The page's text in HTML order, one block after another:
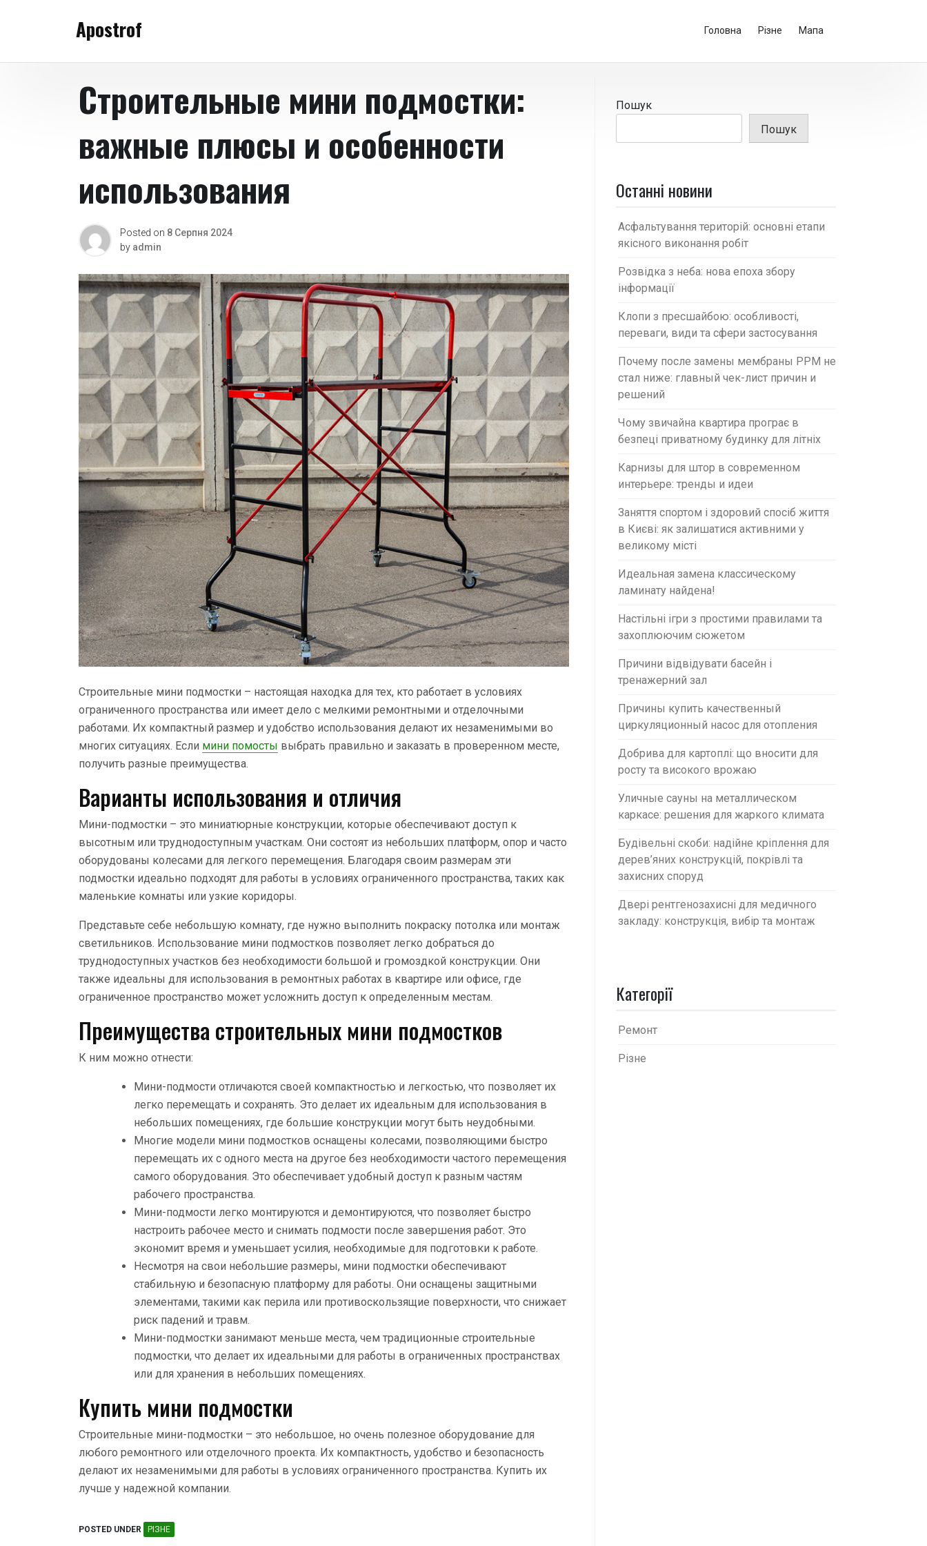
Apostrof Головна Різне Мапа
Строительные мини подмостки:
важные плюсы и особенности
использования
Posted on 8 Серпня 2024
by admin
Строительные мини подмостки – настоящая находка для тех, кто работает в условиях
ограниченного пространства или имеет дело с мелкими ремонтными и отделочными
работами. Их компактный размер и удобство использования делают их незаменимыми во
многих ситуациях. Если мини помосты выбрать правильно и заказать в проверенном месте,
получить разные преимущества.
Варианты использования и отличия
Мини-подмостки – это миниатюрные конструкции, которые обеспечивают доступ к
высотным или труднодоступным участкам. Они состоят из небольших платформ, опор и часто
оборудованы колесами для легкого перемещения. Благодаря своим размерам эти
подмостки идеально подходят для работы в условиях ограниченного пространства, таких как
маленькие комнаты или узкие коридоры.
Представьте себе небольшую комнату, где нужно выполнить покраску потолка или монтаж
светильников. Использование мини подмостков позволяет легко добраться до
труднодоступных участков без необходимости большой и громоздкой конструкции. Они
также идеальны для использования в ремонтных работах в квартире или офисе, где
ограниченное пространство может усложнить доступ к определенным местам.
Преимущества строительных мини подмостков
К ним можно отнести:
Мини-подмости отличаются своей компактностью и легкостью, что позволяет их
легко перемещать и сохранять. Это делает их идеальным для использования в
небольших помещениях, где большие конструкции могут быть неудобными.
Многие модели мини подмостков оснащены колесами, позволяющими быстро
перемещать их с одного места на другое без необходимости частого перемещения
самого оборудования. Это обеспечивает удобный доступ к разным частям
рабочего пространства.
Мини-подмости легко монтируются и демонтируются, что позволяет быстро
настроить рабочее место и снимать подмости после завершения работ. Это
экономит время и уменьшает усилия, необходимые для подготовки к работе.
Несмотря на свои небольшие размеры, мини подмостки обеспечивают
стабильную и безопасную платформу для работы. Они оснащены защитными
элементами, такими как перила или противоскользящие поверхности, что снижает
риск падений и травм.
Мини-подмостки занимают меньше места, чем традиционные строительные
подмостки, что делает их идеальными для работы в ограниченных пространствах
или для хранения в небольших помещениях.
Купить мини подмостки
Строительные мини-подмостки – это небольшое, но очень полезное оборудование для
любого ремонтного или отделочного проекта. Их компактность, удобство и безопасность
делают их незаменимыми для работы в условиях ограниченного пространства. Купить их
лучше у надежной компании.
POSTED UNDER РІЗНЕ
Пошук
Пошук
Останні новини
Асфальтування територій: основні етапи
якісного виконання робіт
Розвідка з неба: нова епоха збору
інформації
Клопи з пресшайбою: особливості,
переваги, види та сфери застосування
Почему после замены мембраны PPM не
стал ниже: главный чек-лист причин и
решений
Чому звичайна квартира програє в
безпеці приватному будинку для літніх
Карнизы для штор в современном
интерьере: тренды и идеи
Заняття спортом і здоровий спосіб життя
в Києві: як залишатися активними у
великому місті
Идеальная замена классическому
ламинату найдена!
Настільні ігри з простими правилами та
захоплюючим сюжетом
Причини відвідувати басейн і
тренажерний зал
Причины купить качественный
циркуляционный насос для отопления
Добрива для картоплі: що вносити для
росту та високого врожаю
Уличные сауны на металлическом
каркасе: решения для жаркого климата
Будівельні скоби: надійне кріплення для
дерев’яних конструкцій, покрівлі та
захисних споруд
Двері рентгенозахисні для медичного
закладу: конструкція, вибір та монтаж
Категорії
Ремонт
Різне